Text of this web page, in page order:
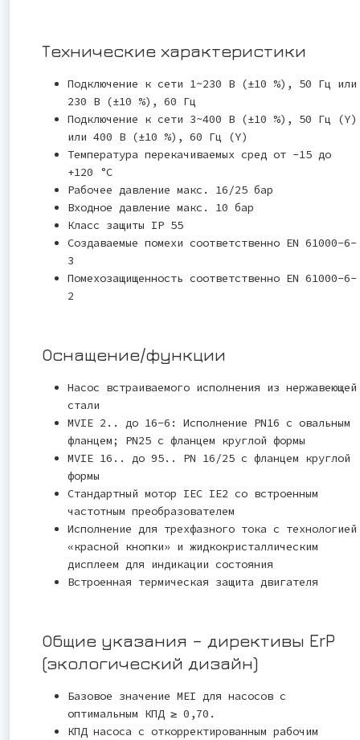
Технические характеристики
Подключение к сети 1~230 В (±10 %), 50 Гц или
230 В (±10 %), 60 Гц
Подключение к сети 3~400 В (±10 %), 50 Гц (Y)
или 400 В (±10 %), 60 Гц (Y)
Температура перекачиваемых сред от -15 до
+120 °C
Рабочее давление макс. 16/25 бар
Входное давление макс. 10 бар
Класс защиты IP 55
Создаваемые помехи соответственно EN 61000-6-
3
Помехозащищенность соответственно EN 61000-6-
2
Оснащение/функции
Насос встраиваемого исполнения из нержавеющей
стали
MVIE 2.. до 16-6: Исполнение PN16 с овальным
фланцем; PN25 с фланцем круглой формы
MVIE 16.. до 95.. PN 16/25 с фланцем круглой
формы
Стандартный мотор IEC IE2 со встроенным
частотным преобразователем
Исполнение для трехфазного тока с технологией
«красной кнопки» и жидкокристаллическим
дисплеем для индикации состояния
Встроенная термическая защита двигателя
Общие указания – директивы ErP
(экологический дизайн)
Базовое значение MEI для насосов с
оптимальным КПД ≥ 0,70.
КПД насоса с откорректированным рабочим